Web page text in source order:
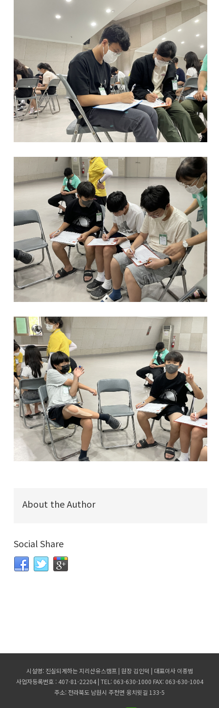
About the Author
Social Share
시설명: 진실되게하는 지리산유스캠프 | 원장 김인덕 | 대표이사 이종범
사업자등록번호 : 407-81-22204 | TEL: 063-630-1000 FAX: 063-630-1004
주소: 전라북도 남원시 주천면 웅치윗길 133-5